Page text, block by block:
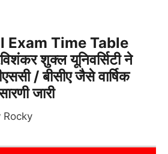
Exam Time Table
शुक्ल यूनिवर्सिटी ने
/ बीसीए जैसे वार्षिक
जारी
Rocky